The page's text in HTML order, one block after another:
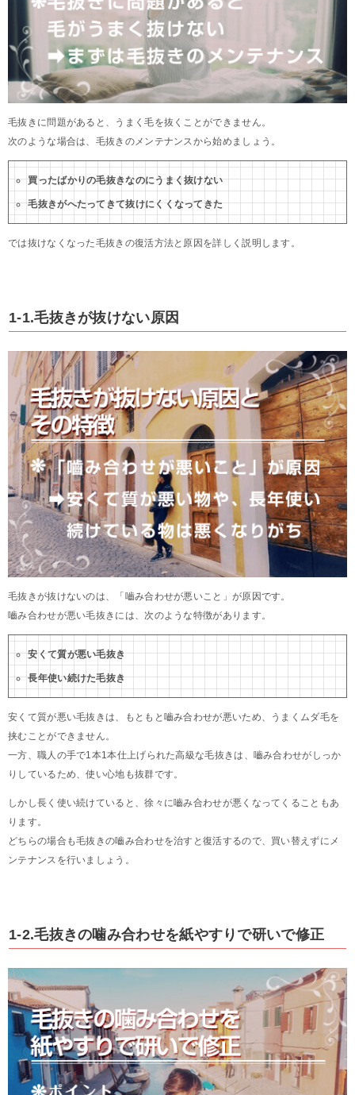
毛抜きに問題があると、うまく毛を抜くことができません。
次のような場合は、毛抜きのメンテナンスから始めましょう。
買ったばかりの毛抜きなのにうまく抜けない
毛抜きがへたってきて抜けにくくなってきた
では抜けなくなった毛抜きの復活方法と原因を詳しく説明します。
1-1.毛抜きが抜けない原因
毛抜きが抜けないのは、「嚙み合わせが悪いこと」が原因です。
嚙み合わせが悪い毛抜きには、次のような特徴があります。
安くて質が悪い毛抜き
長年使い続けた毛抜き
安くて質が悪い毛抜きは、もともと嚙み合わせが悪いため、うまくムダ毛を
挟むことができません。
一方、職人の手で1本1本仕上げられた高級な毛抜きは、嚙み合わせがしっか
りしているため、使い心地も抜群です。
しかし長く使い続けていると、徐々に嚙み合わせが悪くなってくることもあ
ります。
どちらの場合も毛抜きの嚙み合わせを治すと復活するので、買い替えずにメ
ンテナンスを行いましょう。
1-2.毛抜きの噛み合わせを紙やすりで研いで修正